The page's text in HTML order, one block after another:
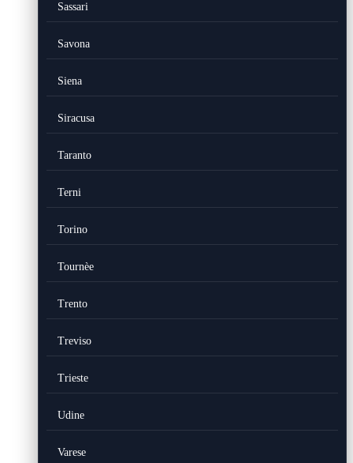
Sassari
Savona
Siena
Siracusa
Taranto
Terni
Torino
Tournèe
Trento
Treviso
Trieste
Udine
Varese